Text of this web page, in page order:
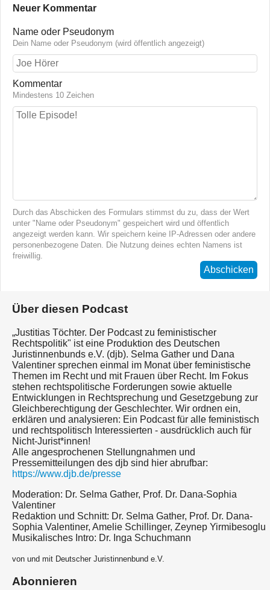
Neuer Kommentar
Name oder Pseudonym
Dein Name oder Pseudonym (wird öffentlich angezeigt)
Kommentar
Mindestens 10 Zeichen
Durch das Abschicken des Formulars stimmst du zu, dass der Wert
unter "Name oder Pseudonym" gespeichert wird und öffentlich
angezeigt werden kann. Wir speichern keine IP-Adressen oder andere
personenbezogene Daten. Die Nutzung deines echten Namens ist
freiwillig.
Abschicken
Über diesen Podcast
„Justitias Töchter. Der Podcast zu feministischer
Rechtspolitik" ist eine Produktion des Deutschen
Juristinnenbunds e.V. (djb). Selma Gather und Dana
Valentiner sprechen einmal im Monat über feministische
Themen im Recht und mit Frauen über Recht. Im Fokus
stehen rechtspolitische Forderungen sowie aktuelle
Entwicklungen in Rechtsprechung und Gesetzgebung zur
Gleichberechtigung der Geschlechter. Wir ordnen ein,
erklären und analysieren: Ein Podcast für alle feministisch
und rechtspolitisch Interessierten - ausdrücklich auch für
Nicht-Jurist*innen!
Alle angesprochenen Stellungnahmen und
Pressemitteilungen des djb sind hier abrufbar:
https://www.djb.de/presse
Moderation: Dr. Selma Gather, Prof. Dr. Dana-Sophia
Valentiner
Redaktion und Schnitt: Dr. Selma Gather, Prof. Dr. Dana-
Sophia Valentiner, Amelie Schillinger, Zeynep Yirmibesoglu
Musikalisches Intro: Dr. Inga Schuchmann
von und mit Deutscher Juristinnenbund e.V.
Abonnieren